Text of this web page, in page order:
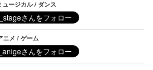
ュージカル / ダンス
ニメ / ゲーム